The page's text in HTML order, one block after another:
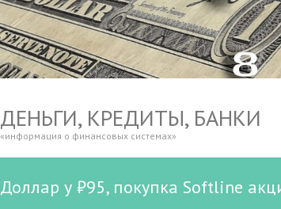
ДЕНЬГИ, КРЕДИТЫ, БАНКИ
«информация о финансовых системах»
Доллар у ₽95, покупка Softline